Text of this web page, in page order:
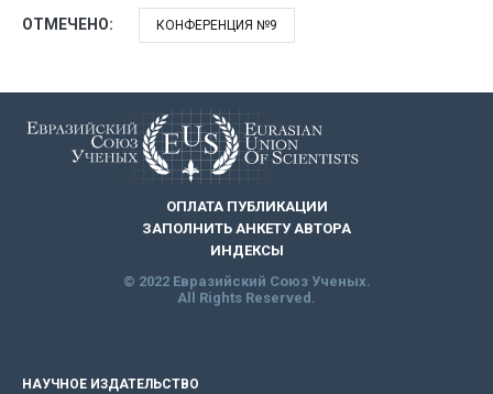
ОТМЕЧЕНО: КОНФЕРЕНЦИЯ №9
ОПЛАТА ПУБЛИКАЦИИ
ЗАПОЛНИТЬ АНКЕТУ АВТОРА
ИНДЕКСЫ
© 2022 Евразийский Союз Ученых.
All Rights Reserved.
НАУЧНОЕ ИЗДАТЕЛЬСТВО